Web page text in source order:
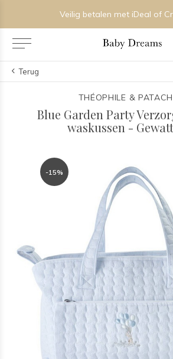
Veilig betalen met iDeal of
Terug
THÉOPHILE &
Blue Garden Party
waskussen -
-15%